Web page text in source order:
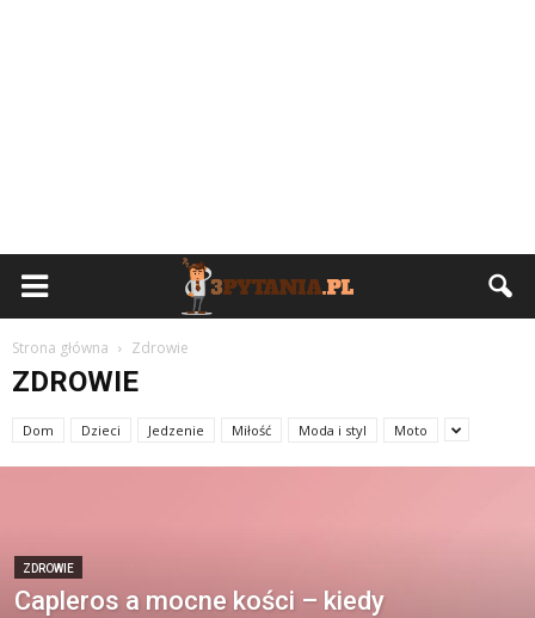
Strona główna Zdrowie
ZDROWIE
Dom Dzieci Jedzenie Miłość Moda i styl Moto
ZDROWIE
Capleros a mocne kości – kiedy